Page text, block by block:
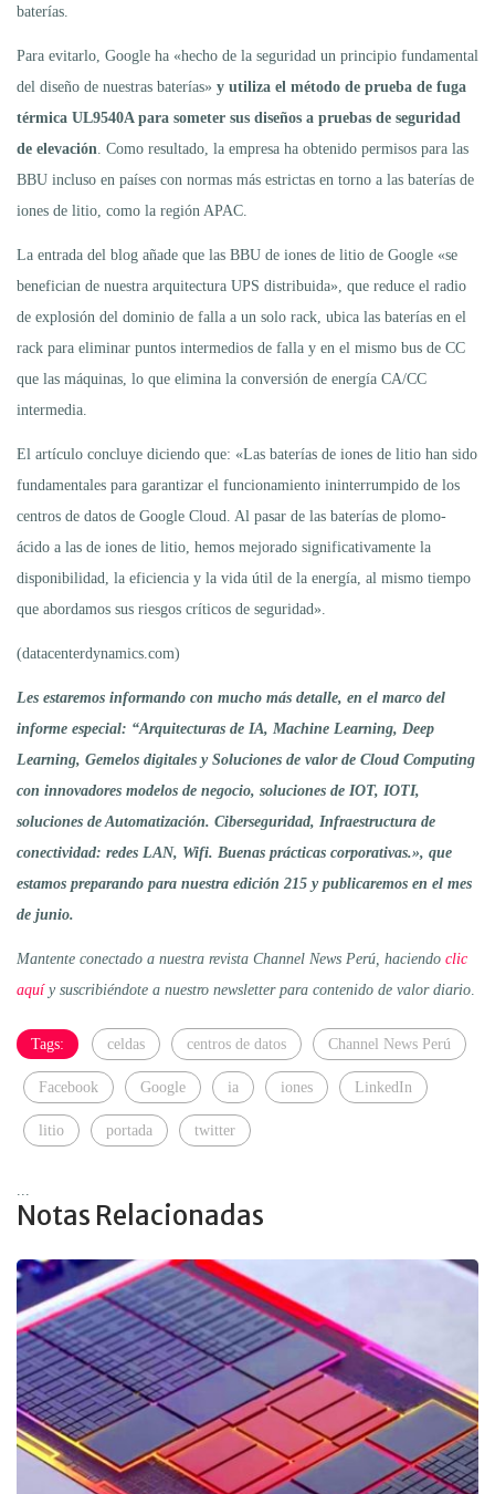
baterías.
Para evitarlo, Google ha «hecho de la seguridad un principio fundamental
del diseño de nuestras baterías» y utiliza el método de prueba de fuga
térmica UL9540A para someter sus diseños a pruebas de seguridad
de elevación . Como resultado, la empresa ha obtenido permisos para las
BBU incluso en países con normas más estrictas en torno a las baterías de
iones de litio, como la región APAC.
La entrada del blog añade que las BBU de iones de litio de Google «se
benefician de nuestra arquitectura UPS distribuida», que reduce el radio
de explosión del dominio de falla a un solo rack, ubica las baterías en el
rack para eliminar puntos intermedios de falla y en el mismo bus de CC
que las máquinas, lo que elimina la conversión de energía CA/CC
intermedia.
El artículo concluye diciendo que: «Las baterías de iones de litio han sido
fundamentales para garantizar el funcionamiento ininterrumpido de los
centros de datos de Google Cloud. Al pasar de las baterías de plomo-
ácido a las de iones de litio, hemos mejorado significativamente la
disponibilidad, la eficiencia y la vida útil de la energía, al mismo tiempo
que abordamos sus riesgos críticos de seguridad».
(datacenterdynamics.com)
Les estaremos informando con mucho más detalle, en el marco del
informe especial: “Arquitecturas de IA, Machine Learning, Deep
Learning, Gemelos digitales y Soluciones de valor de Cloud Computing
con innovadores modelos de negocio, soluciones de IOT, IOTI,
soluciones de Automatización. Ciberseguridad, Infraestructura de
conectividad: redes LAN, Wifi. Buenas prácticas corporativas.», que
estamos preparando para nuestra edición 215 y publicaremos en el mes
de junio.
Mantente conectado a nuestra revista Channel News Perú, haciendo clic
aquíy suscribiéndote a nuestro newsletter para contenido de valor diario
Tags: celdas centros de datos Channel News Perú
Facebook Google ia iones LinkedIn
litio portada twitter
Notas Relacionadas